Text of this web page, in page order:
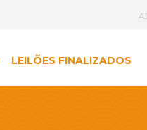
LEILÕES FINALIZADOS